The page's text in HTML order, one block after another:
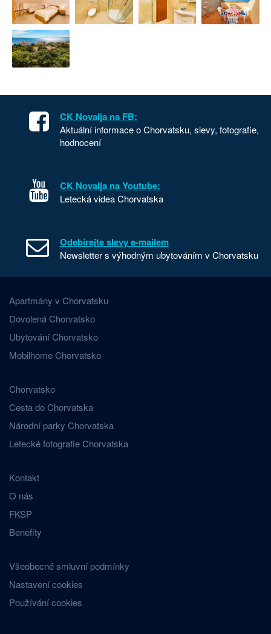
CK Novalja na FB:
Aktuální informace o Chorvatsku, slevy, fotografie,
hodnocení
CK Novalja na Youtube:
Letecká videa Chorvatska
Odebírejte slevy e-mailem
Newsletter s výhodným ubytováním v Chorvatsku
Apartmány v Chorvatsku
Dovolená Chorvatsko
Ubytování Chorvatsko
Mobilhome Chorvatsko
Chorvatsko
Cesta do Chorvatska
Národní parky Chorvatska
Letecké fotografie Chorvatska
Kontakt
O nás
FKSP
Benefity
Všeobecné smluvní podmínky
Nastavení cookies
Používání cookies